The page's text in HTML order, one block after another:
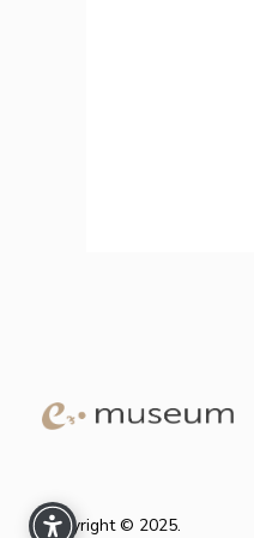
Copyright © 2025.